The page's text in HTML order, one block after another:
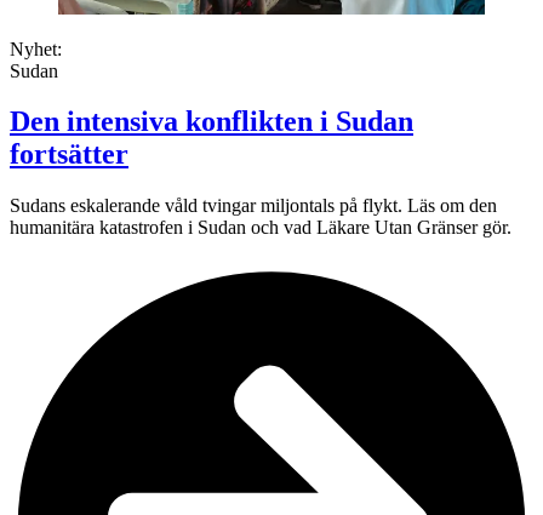
Nyhet:
Sudan
Den intensiva konflikten i Sudan
fortsätter
Sudans eskalerande våld tvingar miljontals på flykt. Läs om den
humanitära katastrofen i Sudan och vad Läkare Utan Gränser gör.